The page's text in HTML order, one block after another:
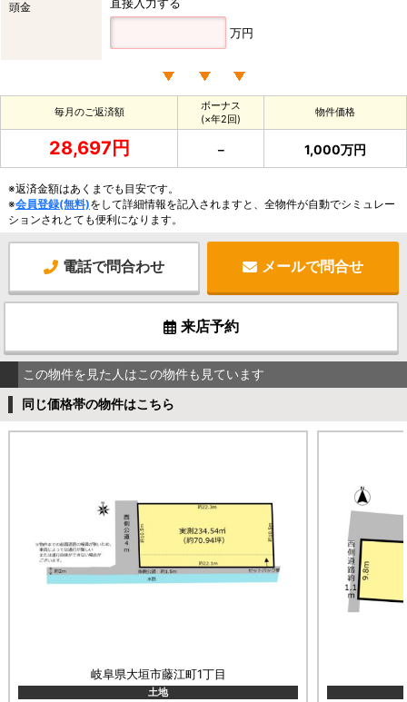
頭金
万円
毎月のご返済額
ボーナス
(×年2回)
物件価格
28,697円 － 1,000万円
※返済金額はあくまでも目安です。
※会員登録(無料)をして詳細情報を記入されますと、全物件が自動でシミュレー
ションされとても便利になります。
電話で問合わせ メールで問合せ
来店予約
この物件を見た人はこの物件も見ています
同じ価格帯の物件はこちら
岐阜県大垣市藤江町1丁目
土地